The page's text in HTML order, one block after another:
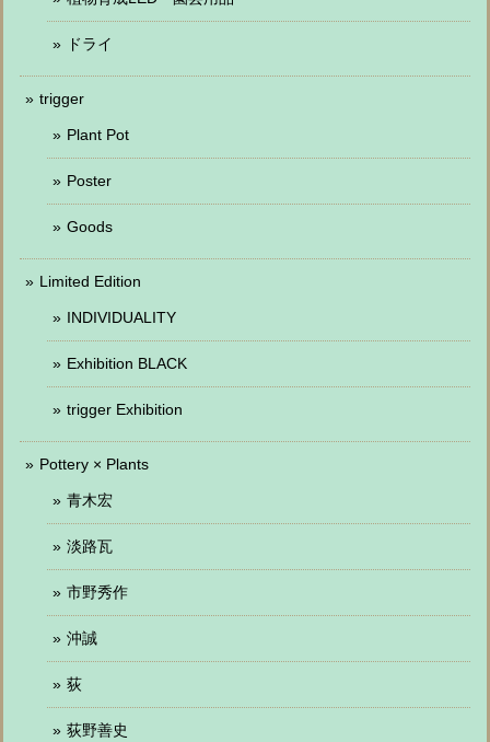
ドライ
trigger
Plant Pot
Poster
Goods
Limited Edition
INDIVIDUALITY
Exhibition BLACK
trigger Exhibition
Pottery × Plants
青木宏
淡路瓦
市野秀作
沖誠
荻
荻野善史